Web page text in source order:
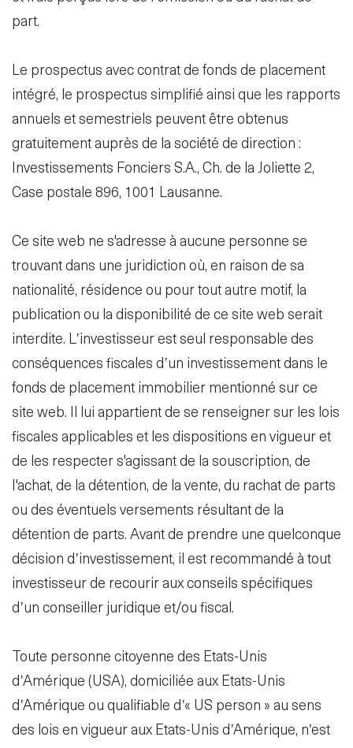
part.
Le prospectus avec contrat de fonds de placement
intégré, le prospectus simplifié ainsi que les rapports
annuels et semestriels peuvent être obtenus
gratuitement auprès de la société de direction :
Investissements Fonciers S.A., Ch. de la Joliette 2,
Case postale 896, 1001 Lausanne.
Ce site web ne s'adresse à aucune personne se
trouvant dans une juridiction où, en raison de sa
nationalité, résidence ou pour tout autre motif, la
publication ou la disponibilité de ce site web serait
interdite. L’investisseur est seul responsable des
conséquences fiscales d’un investissement dans le
fonds de placement immobilier mentionné sur ce
site web. Il lui appartient de se renseigner sur les lois
fiscales applicables et les dispositions en vigueur et
de les respecter s'agissant de la souscription, de
l'achat, de la détention, de la vente, du rachat de parts
ou des éventuels versements résultant de la
détention de parts. Avant de prendre une quelconque
décision d’investissement, il est recommandé à tout
investisseur de recourir aux conseils spécifiques
d’un conseiller juridique et/ou fiscal.
Toute personne citoyenne des Etats-Unis
d’Amérique (USA), domiciliée aux Etats-Unis
d’Amérique ou qualifiable d’« US person » au sens
des lois en vigueur aux Etats-Unis d’Amérique, n’est